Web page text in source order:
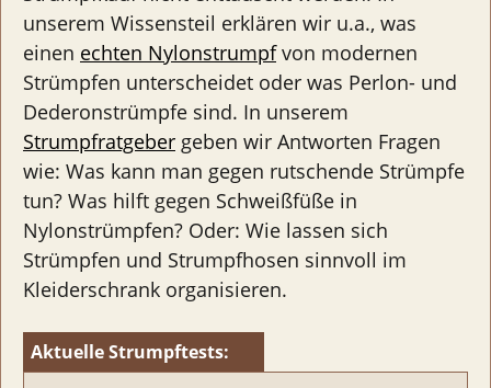
unserem Wissensteil erklären wir u.a., was
einen echten Nylonstrumpfvon modernen
Strümpfen unterscheidet oder was Perlon- und
Dederonstrümpfe sind. In unserem
Strumpfratgeber geben wir Antworten Fragen
wie: Was kann man gegen rutschende Strümpfe
tun? Was hilft gegen Schweißfüße in
Nylonstrümpfen? Oder: Wie lassen sich
Strümpfen und Strumpfhosen sinnvoll im
Kleiderschrank organisieren.
Aktuelle Strumpftests: